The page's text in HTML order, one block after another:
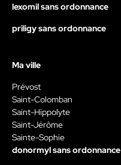
lexomil sans ordonnance
priligy sans ordonnance
Ma ville
Prévost
Saint-Colomban
Saint-Hippolyte
Saint-Jérôme
Sainte-Sophie
donormyl sans ordonnance